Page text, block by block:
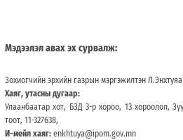
Мэдээлэл авах эх сурвалж:
Зохиогчийн эрхийн газрын мэргэжилтэн Л.Энхтуяа
Хаяг, утасны дугаар:
Улаанбаатар хот, БЗД 3-р хороо, 13 хороолол,
тоот, 11-327638,
И-мейл хаяг: enkhtuya@ipom.gov.mn